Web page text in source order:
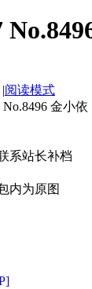
|阅读模式
金小依
系站长补档
内为原图